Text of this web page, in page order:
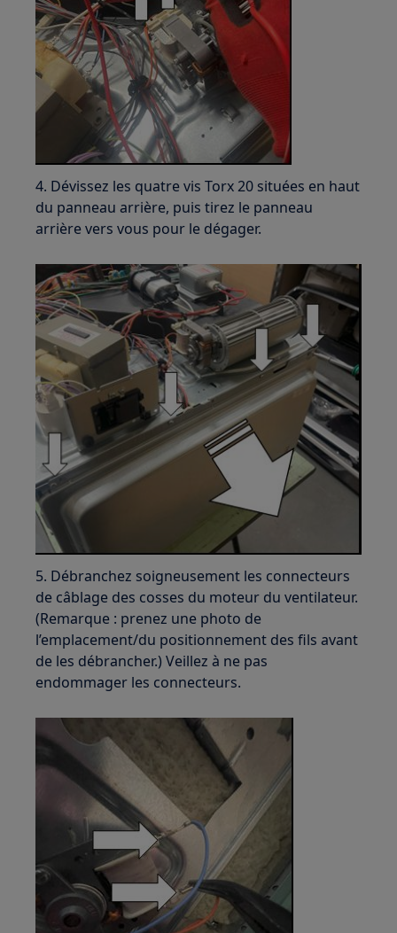
4. Dévissez les quatre vis Torx 20 situées en haut
du panneau arrière, puis tirez le panneau
arrière vers vous pour le dégager.
5. Débranchez soigneusement les connecteurs
de câblage des cosses du moteur du ventilateur.
(Remarque : prenez une photo de
l’emplacement/du positionnement des fils avant
de les débrancher.) Veillez à ne pas
endommager les connecteurs.